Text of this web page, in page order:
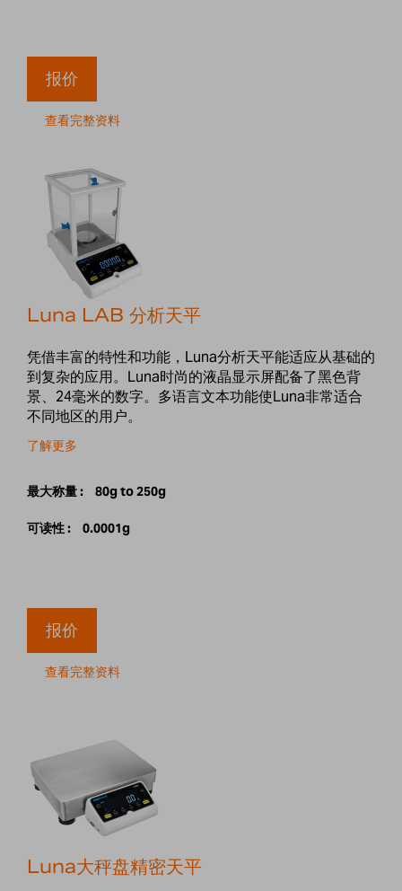
报价
查看完整资料
Luna LAB 分析天平
凭借丰富的特性和功能，Luna分析天平能适应从基础的
到复杂的应用。Luna时尚的液晶显示屏配备了黑色背
景、24毫米的数字。多语言文本功能使Luna非常适合
不同地区的用户。
了解更多
最大称量 : 80g to 250g
可读性 : 0.0001g
报价
查看完整资料
Luna大秤盘精密天平